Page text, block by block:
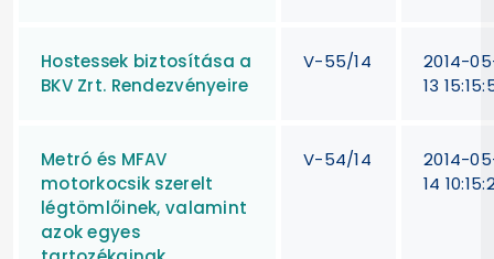
Hostessek biztosítása a
BKV Zrt. Rendezvényeire
V-55/14
2014-
13
Metró és MFAV
motorkocsik szerelt
légtömlőinek, valamint
azok egyes
V-54/14
2014-
14